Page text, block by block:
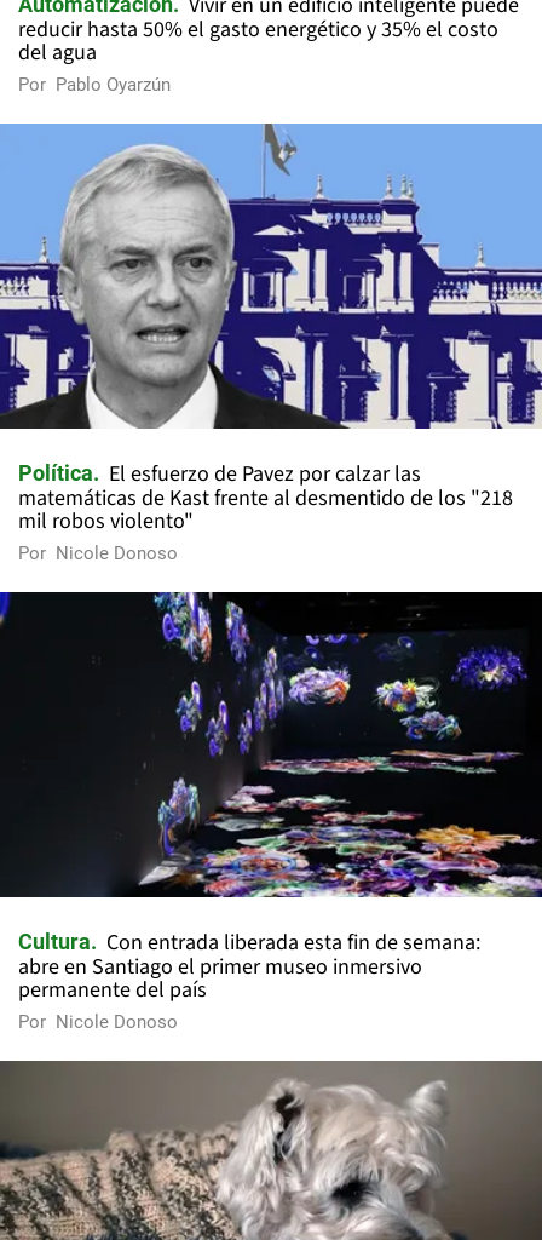
reducir hasta 50% el gasto energético y 35% el costo
del agua
Por Pablo Oyarzún
Política
El esfuerzo de Pavez por calzar las
matemáticas de Kast frente al desmentido de los "218
mil robos violento"
Por Nicole Donoso
Cultura
Con entrada liberada esta fin de semana:
abre en Santiago el primer museo inmersivo
permanente del país
Por Nicole Donoso